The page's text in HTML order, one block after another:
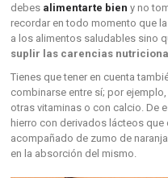
debes alimentarte bien y no
recordar en todo momento que
a los alimentos saludables sino
suplir las carencias
Tienes que tener en cuenta
combinarse entre sí; por
otras vitaminas o con calcio. De
hierro con derivados lácteos
acompañado de zumo de
en la absorción del mismo.